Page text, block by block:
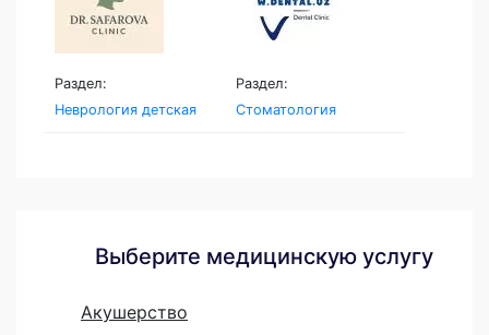
Раздел:
Неврология детская
Раздел:
Стоматология
Выберите медицинскую услугу
Акушерство